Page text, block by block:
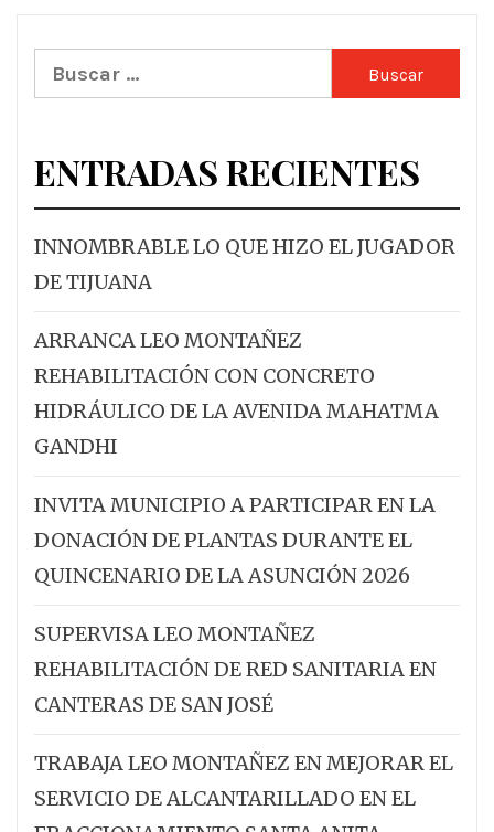
Buscar:
ENTRADAS RECIENTES
INNOMBRABLE LO QUE HIZO EL JUGADOR
DE TIJUANA
ARRANCA LEO MONTAÑEZ
REHABILITACIÓN CON CONCRETO
HIDRÁULICO DE LA AVENIDA MAHATMA
GANDHI
INVITA MUNICIPIO A PARTICIPAR EN LA
DONACIÓN DE PLANTAS DURANTE EL
QUINCENARIO DE LA ASUNCIÓN 2026
SUPERVISA LEO MONTAÑEZ
REHABILITACIÓN DE RED SANITARIA EN
CANTERAS DE SAN JOSÉ
TRABAJA LEO MONTAÑEZ EN MEJORAR EL
SERVICIO DE ALCANTARILLADO EN EL